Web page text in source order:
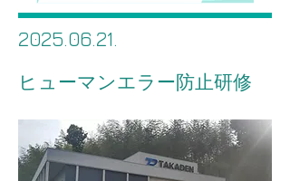
2025.06.21.
ヒューマンエラー防止研修